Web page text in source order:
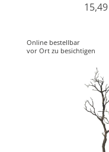
Online bestellbar
vor Ort zu besichtigen